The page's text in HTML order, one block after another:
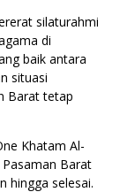
silaturahmi
di
baik antara
situasi
Barat tetap
Khatam Al-
Barat
hingga selesai.